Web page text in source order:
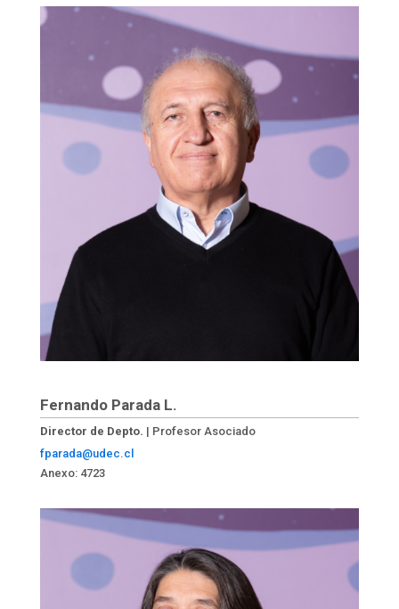
Fernando Parada L.
Director de Depto. | Profesor Asociado
fparada@udec.cl
Anexo: 4723